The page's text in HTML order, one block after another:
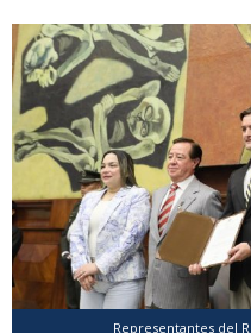
Representantes del